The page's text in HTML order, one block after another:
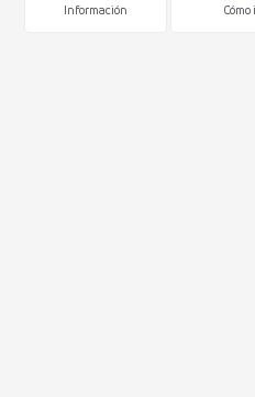
Información Cómo